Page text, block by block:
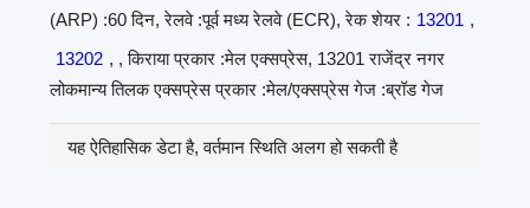
(ARP) :60 दिन, रेलवे :पूर्व मध्य रेलवे (ECR), रेक शेयर : 13201 ,
13202 , , किराया प्रकार :मेल एक्सप्रेस, 13201 राजेंद्र नगर
लोकमान्य तिलक एक्सप्रेस प्रकार :मेल/एक्सप्रेस गेज :ब्रॉड गेज
यह ऐतिहासिक डेटा है, वर्तमान स्थिति अलग हो सकती है